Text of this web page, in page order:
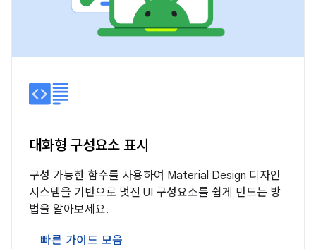
대화형 구성요소 표시
구성 가능한 함수를 사용하여 Material Design 디자인
시스템을 기반으로 멋진 UI 구성요소를 쉽게 만드는 방
법을 알아보세요.
빠른 가이드 모음